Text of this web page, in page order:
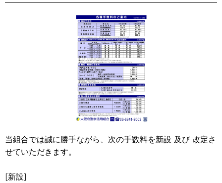
当組合では誠に勝手ながら、次の手数料を新設 及び 改定さ
せていただきます。
[新設]